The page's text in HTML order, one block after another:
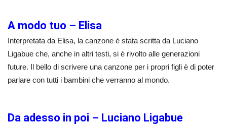
A modo tuo – Elisa
Interpretata da Elisa, la canzone è stata scritta da Luciano
Ligabue che, anche in altri testi, si è rivolto alle generazioni
future. Il bello di scrivere una canzone per i propri figli è di poter
parlare con tutti i bambini che verranno al mondo.
Da adesso in poi – Luciano Ligabue